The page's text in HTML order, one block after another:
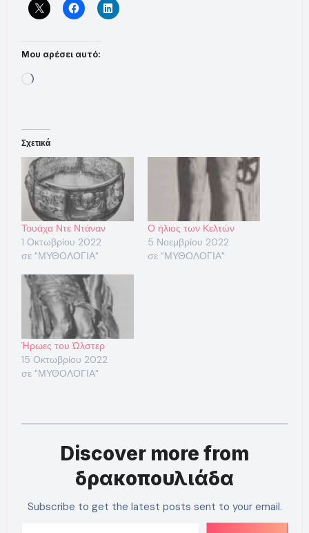
Μου αρέσει αυτό:
Loading…
Σχετικά
Τουάχα Ντε Ντάναν
1 Οκτωβρίου 2022
σε "ΜΥΘΟΛΟΓΙΑ"
Ο ήλιος των Κελτών
5 Νοεμβρίου 2022
σε "ΜΥΘΟΛΟΓΙΑ"
Ήρωες του Ώλστερ
15 Οκτωβρίου 2022
σε "ΜΥΘΟΛΟΓΙΑ"
Discover more from
δρακοπουλιάδα
Subscribe to get the latest posts sent to your email.